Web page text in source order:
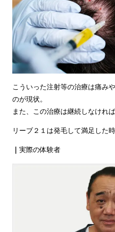
こういった注射等の治療は痛み
のが現状。
また、この治療は継続しなけれ
リーブ２１は発毛して満足した
実際の体験者